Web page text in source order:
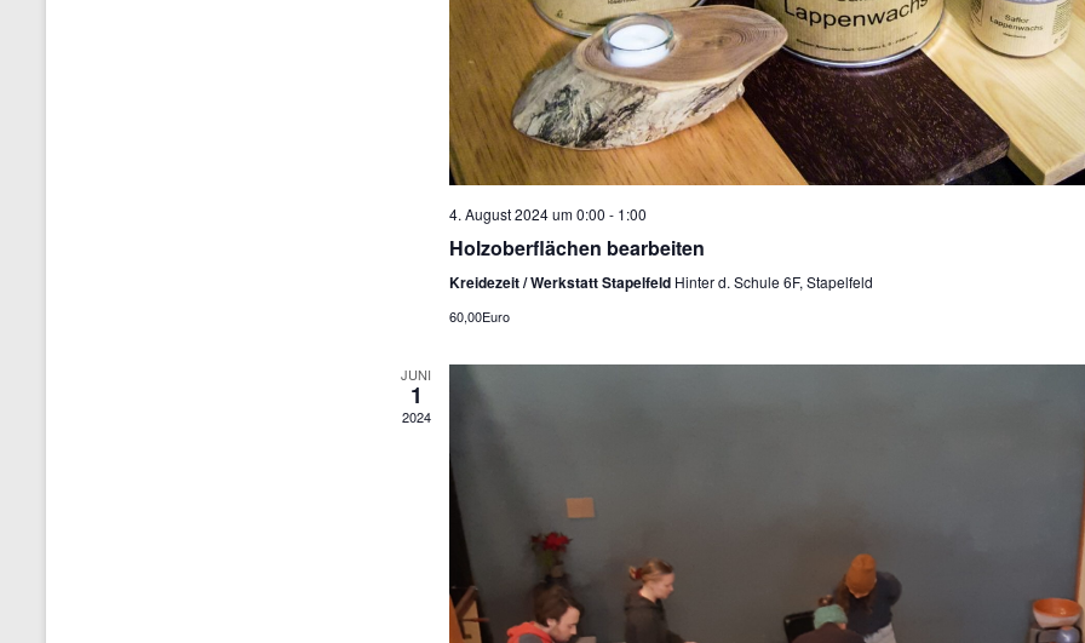
4. August 2024 um 0:00 - 1:00
Holzoberflächen bearbeiten
Kreidezeit / Werkstatt Stapelfeld Hinter d. Schule 6F, Stapelfeld
60,00Euro
JUNI
1
2024